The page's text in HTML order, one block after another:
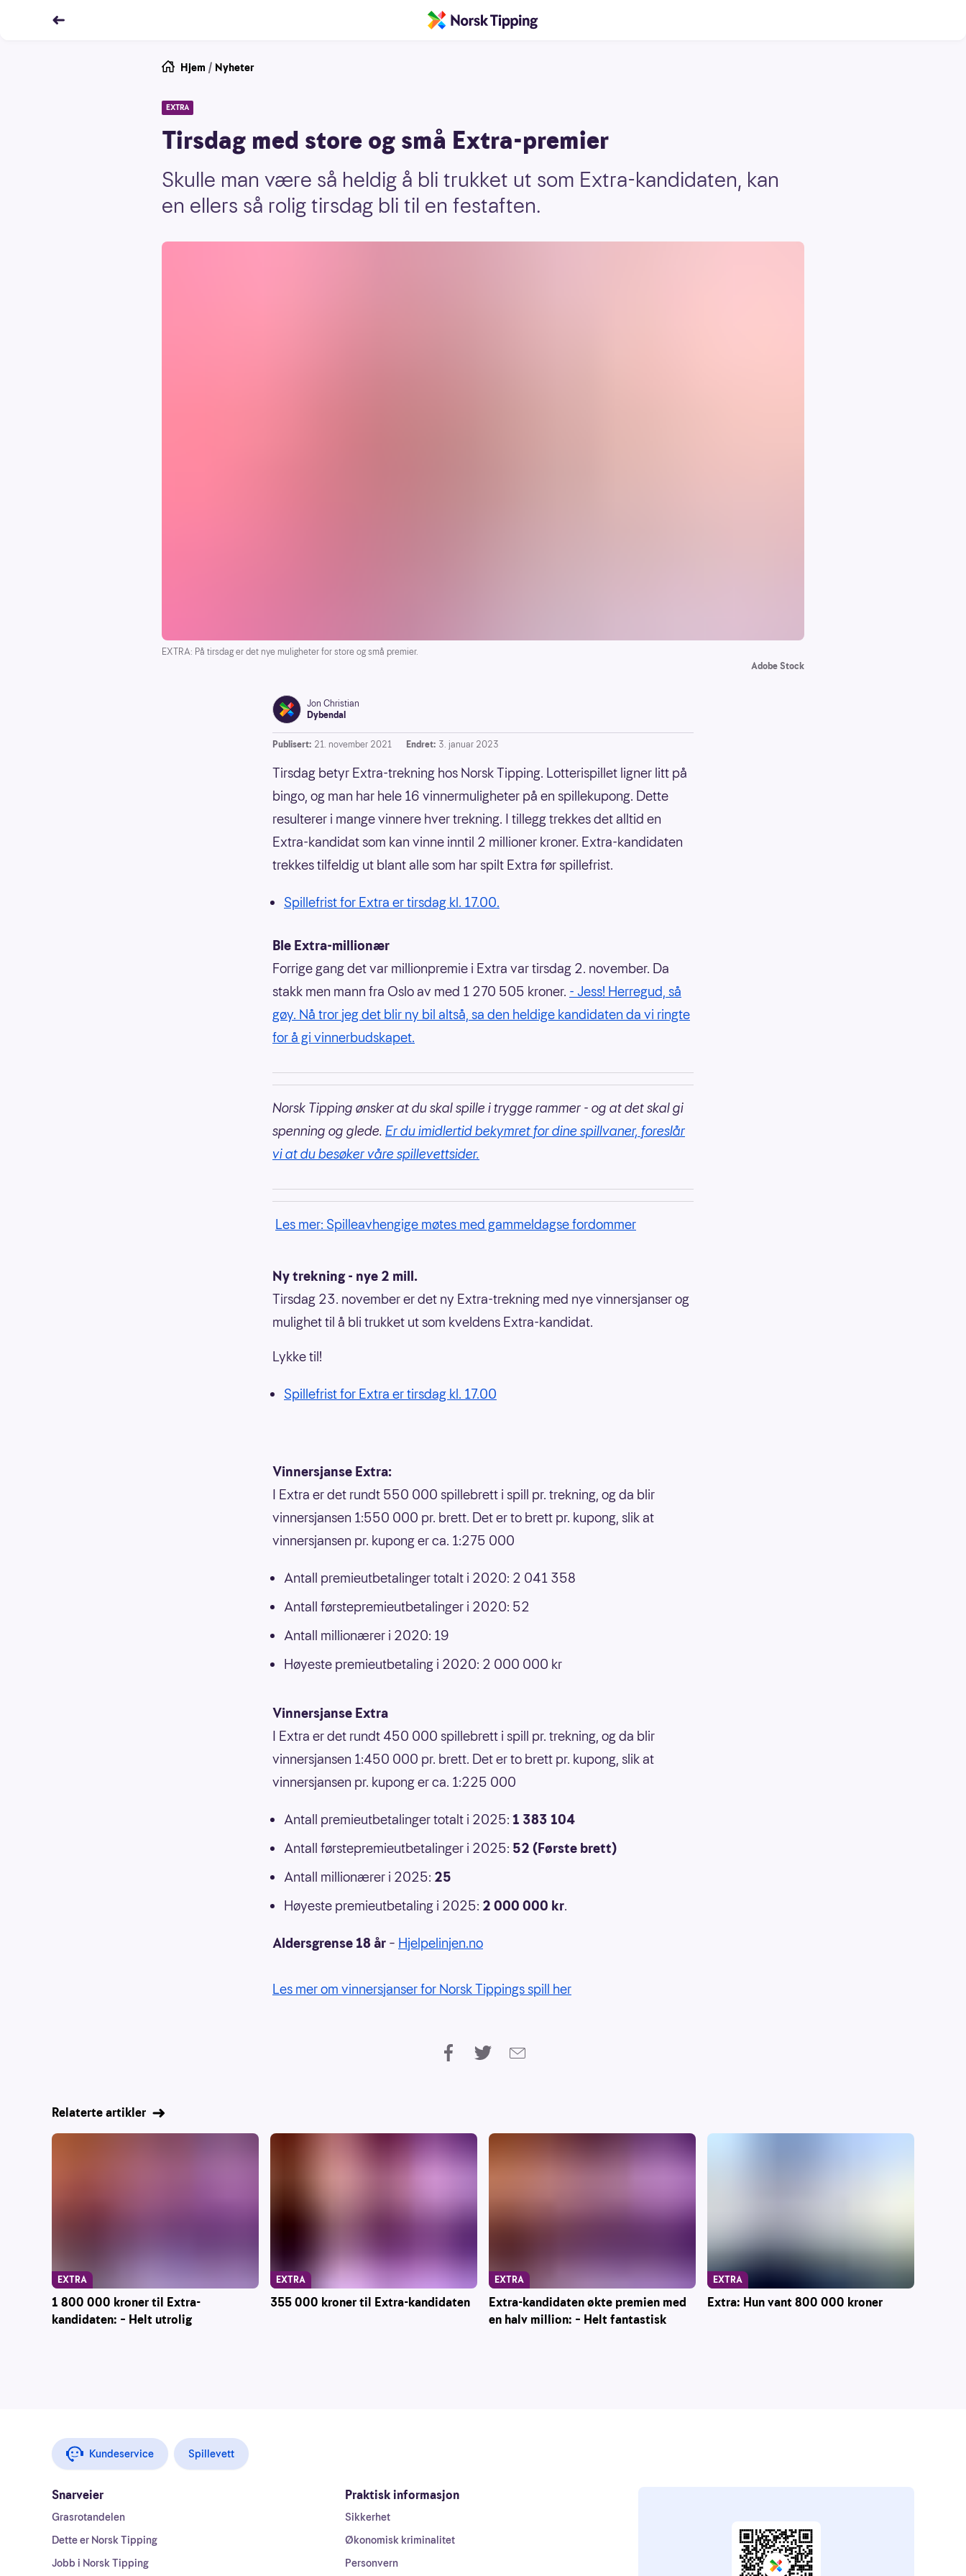
Hjem / Nyheter
EXTRA
Tirsdag med store og små Extra-premier
Skulle man være så heldig å bli trukket ut som Extra-kandidaten, kan
en ellers så rolig tirsdag bli til en festaften.
EXTRA: På tirsdag er det nye muligheter for store og små premier.
Adobe Stock
Jon Christian
Dybendal
Publisert: 21. november 2021 Endret: 3. januar 2023
Tirsdag betyr Extra-trekning hos Norsk Tipping. Lotterispillet ligner litt på
bingo, og man har hele 16 vinnermuligheter på en spillekupong. Dette
resulterer i mange vinnere hver trekning. I tillegg trekkes det alltid en
Extra-kandidat som kan vinne inntil 2 millioner kroner. Extra-kandidaten
trekkes tilfeldig ut blant alle som har spilt Extra før spillefrist.
Spillefrist for Extra er tirsdag kl. 17.00.
Ble Extra-millionær
Forrige gang det var millionpremie i Extra var tirsdag 2. november. Da
stakk men mann fra Oslo av med 1 270 505 kroner. - Jess! Herregud, så
gøy. Nå tror jeg det blir ny bil altså, sa den heldige kandidaten da vi ringte
for å gi vinnerbudskapet.
Norsk Tipping ønsker at du skal spille i trygge rammer - og at det skal gi
spenning og glede. Er du imidlertid bekymret for dine spillvaner, foreslår
vi at du besøker våre spillevettsider.
Les mer: Spilleavhengige møtes med gammeldagse fordommer
Ny trekning - nye 2 mill.
Tirsdag 23. november er det ny Extra-trekning med nye vinnersjanser og
mulighet til å bli trukket ut som kveldens Extra-kandidat.
Lykke til!
Spillefrist for Extra er tirsdag kl. 17.00
Vinnersjanse Extra:
I Extra er det rundt 550 000 spillebrett i spill pr. trekning, og da blir
vinnersjansen 1:550 000 pr. brett. Det er to brett pr. kupong, slik at
vinnersjansen pr. kupong er ca. 1:275 000
Antall premieutbetalinger totalt i 2020: 2 041 358
Antall førstepremieutbetalinger i 2020: 52
Antall millionærer i 2020: 19
Høyeste premieutbetaling i 2020: 2 000 000 kr
Vinnersjanse Extra
I Extra er det rundt 450 000 spillebrett i spill pr. trekning, og da blir
vinnersjansen 1:450 000 pr. brett. Det er to brett pr. kupong, slik at
vinnersjansen pr. kupong er ca. 1:225 000
Antall premieutbetalinger totalt i 2025: 1 383 104
Antall førstepremieutbetalinger i 2025: 52 (Første brett)
Antall millionærer i 2025: 25
Høyeste premieutbetaling i 2025: 2 000 000 kr.
Aldersgrense 18 år – Hjelpelinjen.no
Les mer om vinnersjanser for Norsk Tippings spill her
Relaterte artikler
1 800 000 kroner til Extra-
kandidaten: – Helt utrolig
EXTRA
355 000 kroner til Extra-kandidaten
EXTRA
Extra-kandidaten økte premien med
en halv million: – Helt fantastisk
EXTRA
Extra: Hun vant 800 000 kroner
EXTRA
Kundeservice Spillevett
Snarveier
Grasrotandelen
Dette er Norsk Tipping
Jobb i Norsk Tipping
Praktisk informasjon
Sikkerhet
Økonomisk kriminalitet
Personvern